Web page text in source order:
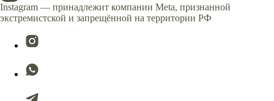
Instagram — принадлежит компании Meta, признанной
экстремистской и запрещённой на территории РФ